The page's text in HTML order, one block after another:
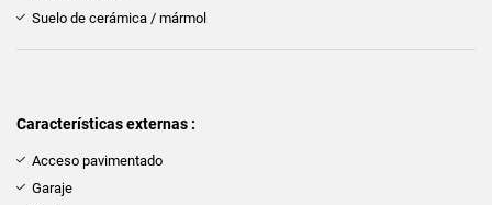
Suelo de cerámica / mármol
Características externas :
Acceso pavimentado
Garaje